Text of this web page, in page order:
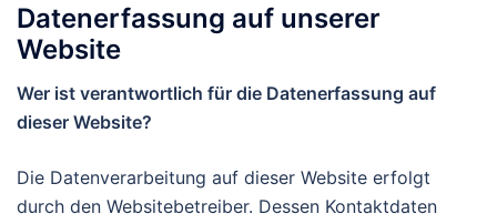
Datenerfassung auf unserer
Website
Wer ist verantwortlich für die Datenerfassung auf
dieser Website?
Die Datenverarbeitung auf dieser Website erfolgt
durch den Websitebetreiber. Dessen Kontaktdaten